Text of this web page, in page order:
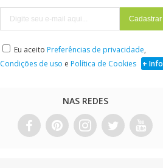
Eu aceito Preferências de privacidade,
Condições de uso e Política de Cookies + Info
NAS REDES